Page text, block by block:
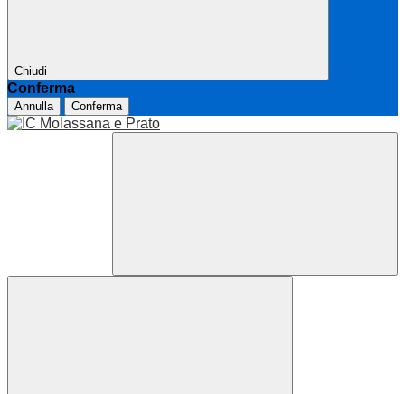
Chiudi
Conferma
Annulla Conferma